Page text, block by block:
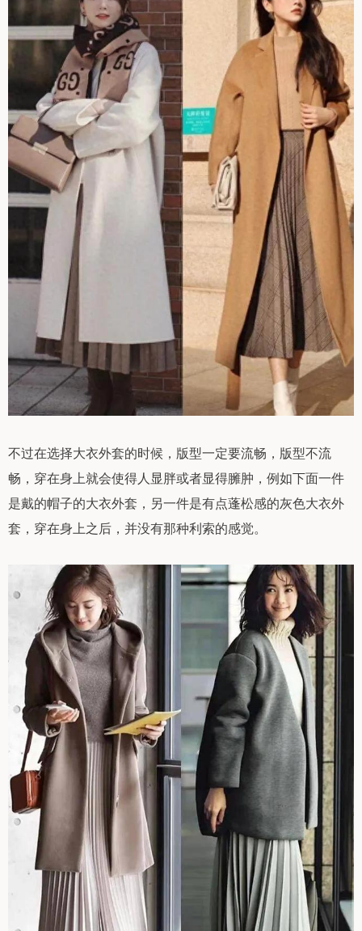
不过在选择大衣外套的时候，版型一定要流畅，版型不流
畅，穿在身上就会使得人显胖或者显得臃肿，例如下面一件
是戴的帽子的大衣外套，另一件是有点蓬松感的灰色大衣外
套，穿在身上之后，并没有那种利索的感觉。